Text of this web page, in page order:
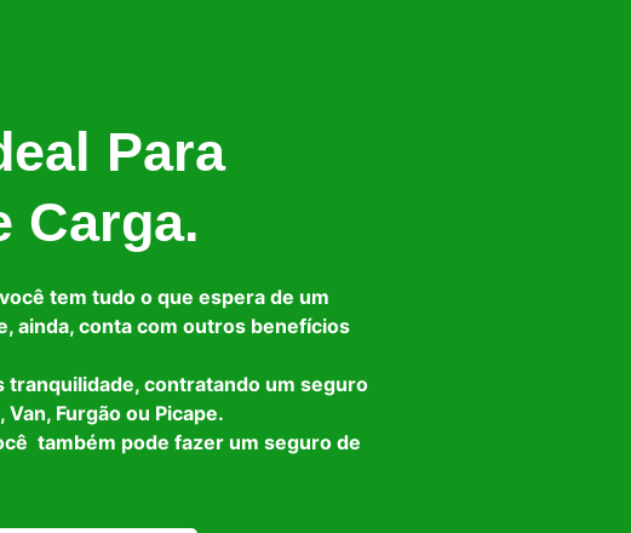
Para
Carga.
tem tudo o que espera de um
ainda, conta com outros benefícios
tranquilidade, contratando um seguro
Furgão ou Picape.
também pode fazer um seguro de